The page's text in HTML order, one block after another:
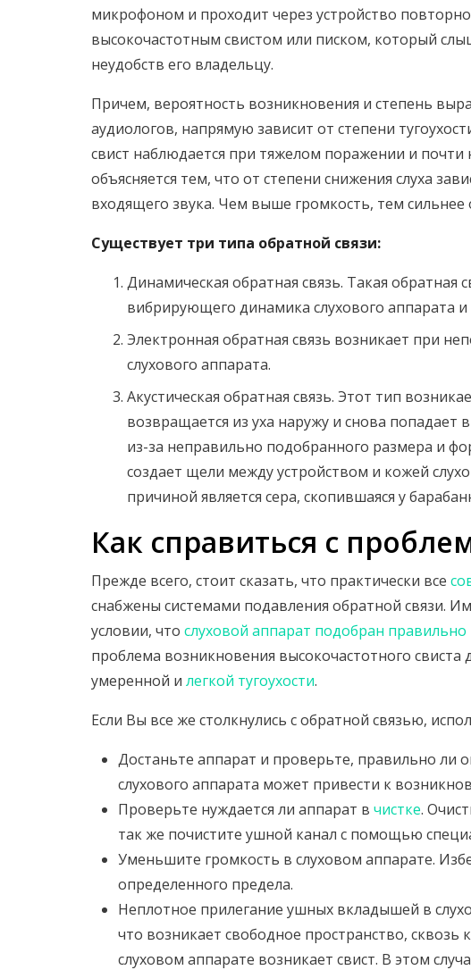
микрофоном и проходит через устройство
высокочастотным свистом или писком, который
неудобств его владельцу.
Причем, вероятность возникновения и степень
аудиологов, напрямую зависит от степени
свист наблюдается при тяжелом поражении и почти
объясняется тем, что от степени снижения слуха
входящего звука. Чем выше громкость, тем сильнее
Существует три типа обратной связи:
Динамическая обратная связь. Такая обратная
вибрирующего динамика слухового аппарата и
Электронная обратная связь возникает при
слухового аппарата.
Акустическая обратная связь. Этот тип
возвращается из уха наружу и снова
из-за неправильно подобранного размера и
создает щели между устройством и кожей
причиной является сера, скопившаяся у
Как справиться с
Прежде всего, стоит сказать, что практически все
снабжены системами подавления обратной связи.
условии, что слуховой аппарат подобран правильно
проблема возникновения высокочастотного
умеренной и легкой тугоухости.
Если Вы все же столкнулись с обратной связью,
Достаньте аппарат и проверьте, правильно ли
слухового аппарата может привести к
Проверьте нуждается ли аппарат в чистке.
так же почистите ушной канал с помощью
Уменьшите громкость в слуховом аппарате.
определенного предела.
Неплотное прилегание ушных вкладышей в
что возникает свободное пространство,
слуховом аппарате возникает свист. В этом